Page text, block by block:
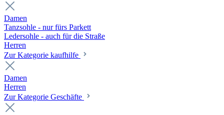
Damen
Tanzsohle - nur fürs Parkett
Ledersohle - auch für die Straße
Herren
Zur Kategorie kaufhilfe
Damen
Herren
Zur Kategorie Geschäfte